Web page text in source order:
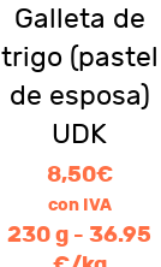
Galleta de
trigo (pastel
de esposa)
UDK
8,50€
con IVA
230 g - 36.95